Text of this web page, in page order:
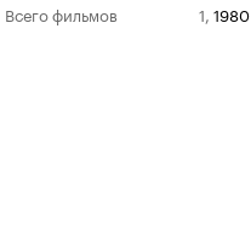
Всего фильмов
1, 1980